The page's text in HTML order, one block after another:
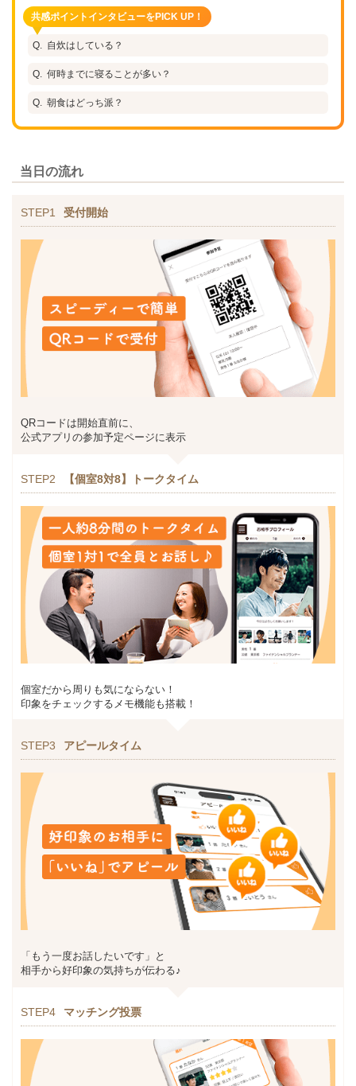
共感ポイントインタビューをPICK UP！
自炊はしている？
何時までに寝ることが多い？
朝食はどっち派？
当日の流れ
STEP1 受付開始
QRコードは開始直前に、
公式アプリの参加予定ページに表示
STEP2 【個室8対8】トークタイム
個室だから周りも気にならない！
印象をチェックするメモ機能も搭載！
STEP3 アピールタイム
「もう一度お話したいです」と
相手から好印象の気持ちが伝わる♪
STEP4 マッチング投票